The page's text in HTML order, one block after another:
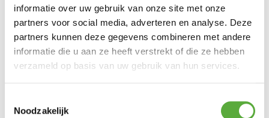
informatie over uw gebruik van onze site met onze
partners voor social media, adverteren en analyse. Deze
partners kunnen deze gegevens combineren met andere
informatie die u aan ze heeft verstrekt of die ze hebben
verzameld op basis van uw gebruik van hun services.
Noodzakelijk
Merk
Taste by 4 Seasons Outdoor
Kleur
Antraciet
Kleur 2
Beige
Materiaal
Aluminium
Materiaal 2
Teak
Zit hoogte